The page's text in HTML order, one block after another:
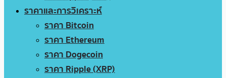
ราคาและการวิเคราะห์
ราคา Bitcoin
ราคา Ethereum
ราคา Dogecoin
ราคา Ripple (XRP)